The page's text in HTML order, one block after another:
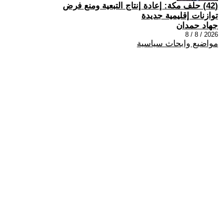
(42) حلف مكة: إعادة إنتاج التبعية ومنع فرض
توازنات إقليمية جديدة
جهاد حمدان
2026 / 8 / 8
مواضيع وابحاث سياسية